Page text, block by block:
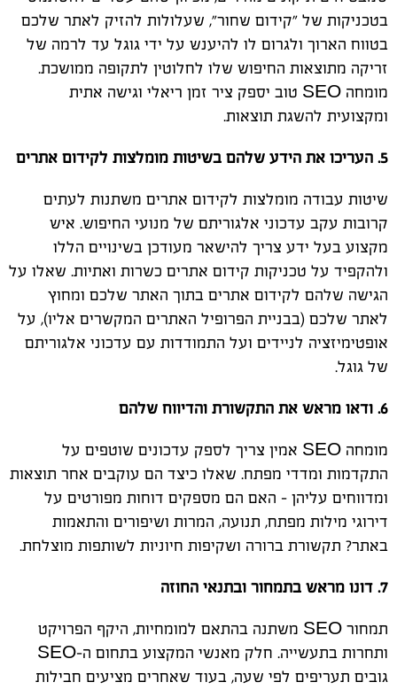
בטכניקות של "קידום שחור", שעלולות להזיק לאתר שלכם
בטווח הארוך ולגרום לו להיענש על ידי גוגל עד לרמה של
זריקה מתוצאות החיפוש שלו לחלוטין לתקופה ממושכת.
מומחה SEO טוב יספק ציר זמן ריאלי וגישה אתית
ומקצועית להשגת תוצאות.
5. העריכו את הידע שלהם בשיטות מומלצות לקידום אתרים
שיטות עבודה מומלצות לקידום אתרים משתנות לעתים
קרובות עקב עדכוני אלגוריתם של מנועי החיפוש. איש
מקצוע בעל ידע צריך להישאר מעודכן בשינויים הללו
ולהקפיד על טכניקות קידום אתרים כשרות ואתיות. שאלו על
הגישה שלהם לקידום אתרים בתוך האתר שלכם ומחוץ
לאתר שלכם (בבניית הפרופיל האתרים המקשרים אליו), על
אופטימיזציה לניידים ועל התמודדות עם עדכוני אלגוריתם
של גוגל.
6. ודאו מראש את התקשורת והדיווח שלהם
מומחה SEO אמין צריך לספק עדכונים שוטפים על
התקדמות ומדדי מפתח. שאלו כיצד הם עוקבים אחר תוצאות
ומדווחים עליהן - האם הם מספקים דוחות מפורטים על
דירוגי מילות מפתח, תנועה, המרות ושיפורים והתאמות
באתר? תקשורת ברורה ושקיפות חיוניות לשותפות מוצלחת.
7. דונו מראש בתמחור ובתנאי החוזה
תמחור SEO משתנה בהתאם למומחיות, היקף הפרויקט
ותחרות בתעשייה. חלק מאנשי המקצוע בתחום ה-SEO
גובים תעריפים לפי שעה, בעוד שאחרים מציעים חבילות